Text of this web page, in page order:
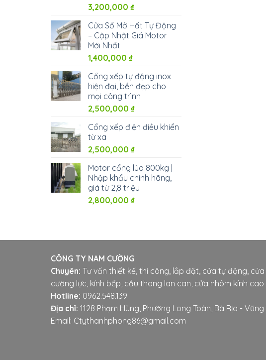
3,200,000 ₫
Cửa Sổ Mở Hất Tự Động
– Cập Nhật Giá Motor
Mới Nhất
1,400,000 ₫
Cổng xếp tự động inox
hiện đại, bền đẹp cho
mọi công trình
2,500,000 ₫
Cổng xếp điện điều khiển
từ xa
2,500,000 ₫
Motor cổng lùa 800kg |
Nhập khẩu chính hãng,
giá từ 2,8 triệu
2,800,000 ₫
CÔNG TY NAM CƯỜNG
Chuyên: Tư vấn thiết kế, thi công, lắp đặt, cửa tự động, cửa
cường lực, kính bếp, cầu thang lan can, cửa nhôm kính cao
Hotline: 0962.548.139
Địa chỉ: 1128 Phạm Hùng, Phường Long Toàn, Bà Rịa - Vũng
Email: Ctythanhphong86@gmail.com